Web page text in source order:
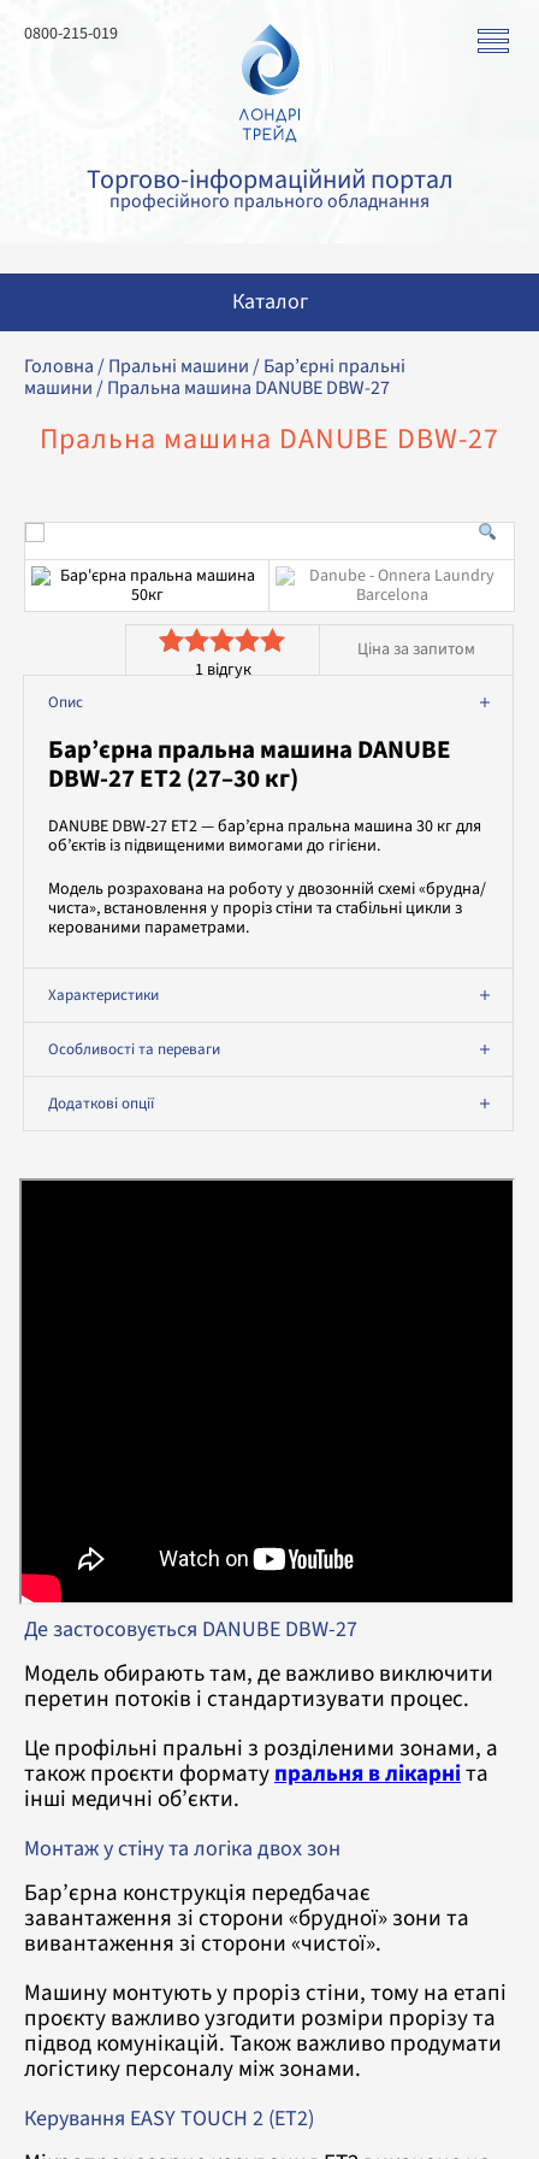
Торгово-інформаційний портал
професійного прального обладнання
0800-215-019
Каталог
Пральні машини
Сушильні машини
Прасувальні машини
Аквачистка та хімчистка
Допоміжне обладнання
Професійна хімія
Головна/Пральні машини/Бар’єрні пральні
машини/ Пральна машина DANUBE DBW-27
Пральна машина DANUBE DBW-27
Рейтинг5з
опитування
1
покупця
1відгук
Ціна за запитом
Опис
Бар’єрна пральна машина DANUBE
DBW-27 ET2 (27–30 кг)
DANUBE DBW-27 ET2 — бар’єрна пральна машина 30 кг для
об’єктів із підвищеними вимогами до гігієни.
Модель розрахована на роботу у двозонній схемі «брудна/
чиста», встановлення у проріз стіни та стабільні цикли з
керованими параметрами.
Характеристики
Особливості та переваги
Додаткові опції
Де застосовується DANUBE DBW-27
Модель обирають там, де важливо виключити
перетин потоків і стандартизувати процес.
Це профільні пральні з розділеними зонами, а
також проєкти форматупральня в лікарніта
інші медичні об’єкти.
Монтаж у стіну та логіка двох зон
Бар’єрна конструкція передбачає
завантаження зі сторони «брудної» зони та
вивантаження зі сторони «чистої».
Машину монтують у проріз стіни, тому на етапі
проєкту важливо узгодити розміри прорізу та
підвод комунікацій. Також важливо продумати
логістику персоналу між зонами.
Керування EASY TOUCH 2 (ET2)